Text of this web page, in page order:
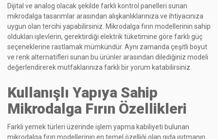
Dijital ve analog olacak şekilde farklı kontrol panelleri sunan
mikrodalga tasarımlar arasından alışkanlıklarınıza ve ihtiyacınıza
uygun olan tercihi yapabilirsiniz. Mikrodalga fırın modellerinin sahip
oldukları işlevlerin, gerektirdiği elektrik tüketimine göre farklı güç
seçeneklerine rastlamak mümkündür. Aynı zamanda çeşitli boyut
ve renk alternatifleri sunan bu ürünler arasından dilediğiniz modeli
değerlendirerek mutfaklarınıza farklı bir yorum katabilirsiniz.
Kullanışlı Yapıya Sahip
Mikrodalga Fırın Özellikleri
Farklı yemek türleri üzerinde işlem yapma kabiliyeti bulunan
mikrodalga fırın modellerinin en temel özelliği olan gıda ısıtmanın